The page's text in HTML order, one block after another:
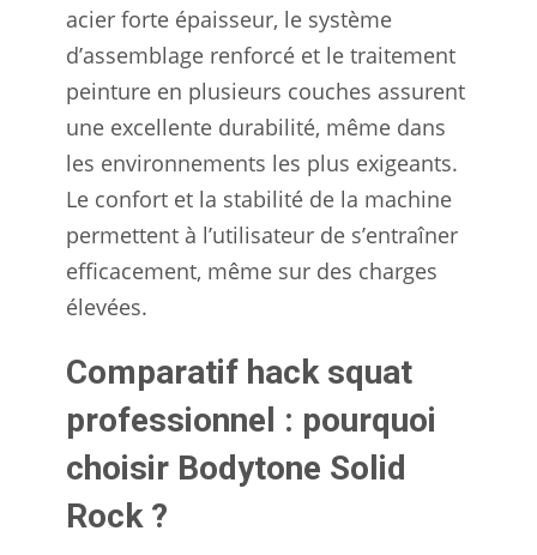
acier forte épaisseur, le système
d’assemblage renforcé et le traitement
peinture en plusieurs couches assurent
une excellente durabilité, même dans
les environnements les plus exigeants.
Le confort et la stabilité de la machine
permettent à l’utilisateur de s’entraîner
efficacement, même sur des charges
élevées.
Comparatif hack squat
professionnel : pourquoi
choisir Bodytone Solid
Rock ?